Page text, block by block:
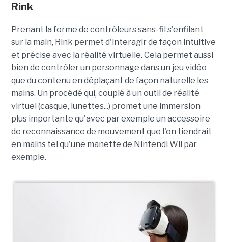
Rink
Prenant la forme de contrôleurs sans-fil s'enfilant
sur la main, Rink permet d'interagir de façon intuitive
et précise avec la réalité virtuelle. Cela permet aussi
bien de contrôler un personnage dans un jeu vidéo
que du contenu en déplaçant de façon naturelle les
mains. Un procédé qui, couplé à un outil de réalité
virtuel (casque, lunettes...) promet une immersion
plus importante qu'avec par exemple un accessoire
de reconnaissance de mouvement que l'on tiendrait
en mains tel qu'une manette de Nintendi Wii par
exemple.